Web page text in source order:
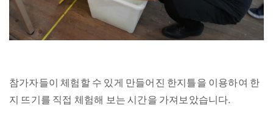
참가자들이 체험할 수 있게 만들어진 한지틀을 이용하여 한
지 뜨기를 직접 체험해 보는 시간을 가져보았습니다.